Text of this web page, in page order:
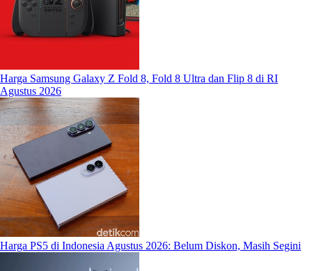
Harga Samsung Galaxy Z Fold 8, Fold 8 Ultra dan Flip 8 di RI
Agustus 2026
Harga PS5 di Indonesia Agustus 2026: Belum Diskon, Masih Segini